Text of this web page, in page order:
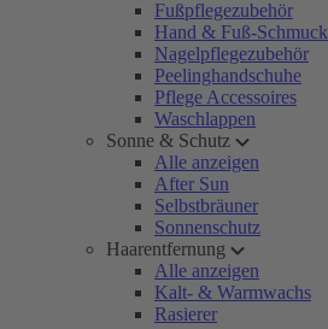
Fußpflegezubehör
Hand & Fuß-Schmuck
Nagelpflegezubehör
Peelinghandschuhe
Pflege Accessoires
Waschlappen
Sonne & Schutz
Alle anzeigen
After Sun
Selbstbräuner
Sonnenschutz
Haarentfernung
Alle anzeigen
Kalt- & Warmwachs
Rasierer